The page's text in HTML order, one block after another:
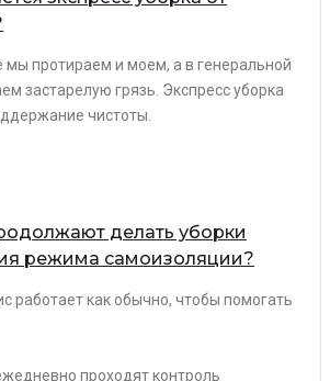
мы протираем и моем, а в генеральной
застарелую грязь. Экспресс уборка
чистоты.
делать уборки
режима самоизоляции?
работает как обычно, чтобы помогать
проходят контроль